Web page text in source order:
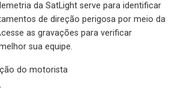
da SatLight serve para identificar
de direção perigosa por meio da
as gravações para verificar
sua equipe.
do motorista